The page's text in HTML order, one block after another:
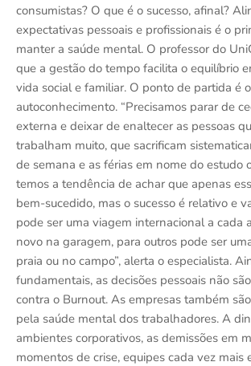
consumistas? O que é o sucesso, afinal?
expectativas pessoais e profissionais é o
manter a saúde mental. O professor do
que a gestão do tempo facilita o equilíbrio
vida social e familiar. O ponto de partida é o
autoconhecimento. “Precisamos parar de
externa e deixar de enaltecer as pessoas
trabalham muito, que sacrificam
de semana e as férias em nome do estudo
temos a tendência de achar que apenas
bem-sucedido, mas o sucesso é relativo e
pode ser uma viagem internacional a cada
novo na garagem, para outros pode ser
praia ou no campo”, alerta o especialista.
fundamentais, as decisões pessoais não
contra o Burnout. As empresas também
pela saúde mental dos trabalhadores. A
ambientes corporativos, as demissões em
momentos de crise, equipes cada vez mais